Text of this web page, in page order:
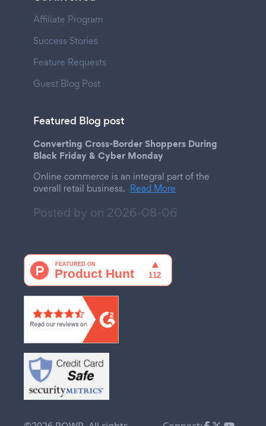
Affiliate Program
Success Stories
Feature Requests
Guest Blog Post
Featured Blog post
Converting Cross-Border Shoppers During
Black Friday & Cyber Monday
Online commerce is an integral part of the
overall retail business. Read More
Posted by on 2026-08-06